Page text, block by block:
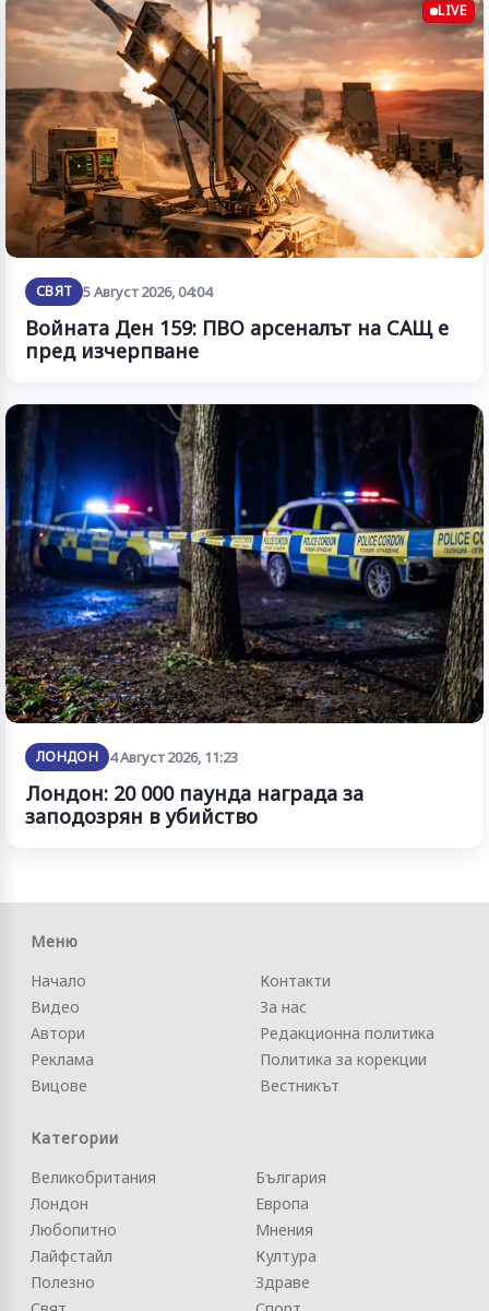
LIVE
СВЯТ 5 Август 2026, 04:04
Войната Ден 159: ПВО арсеналът на САЩ е
пред изчерпване
ЛОНДОН 4 Август 2026, 11:23
Лондон: 20 000 паунда награда за
заподозрян в убийство
Меню
Начало
Видео
Автори
Реклама
Вицове
Контакти
За нас
Редакционна политика
Политика за корекции
Вестникът
Категории
Великобритания
Лондон
Любопитно
Лайфстайл
Полезно
България
Европа
Мнения
Култура
Здраве